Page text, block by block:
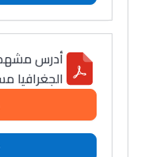
دليل التوجيه
التوجيه بالثانوي و
أدرس
الجغرافيا